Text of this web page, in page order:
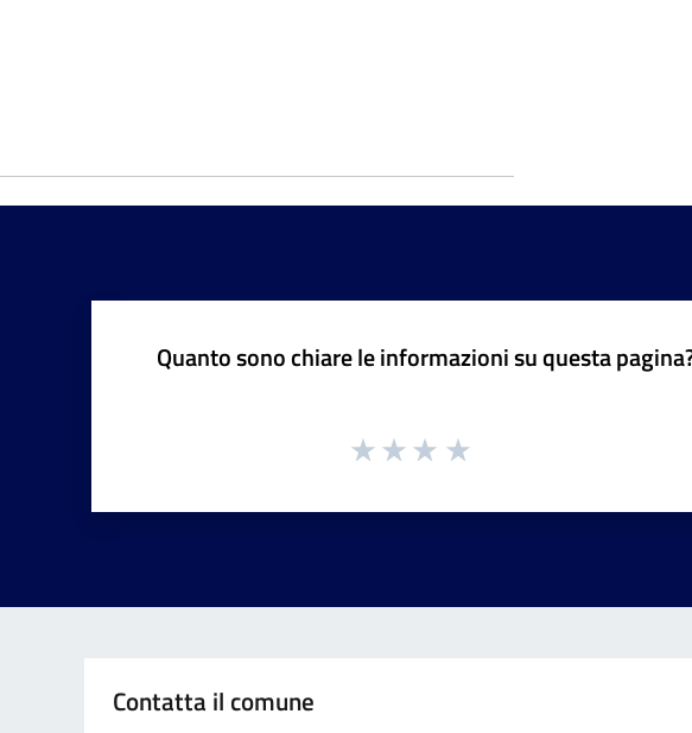
Quanto sono chiare le informazioni su questa
Contatta il comune